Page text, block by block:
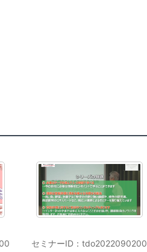
セミナーID：tdo2022090200